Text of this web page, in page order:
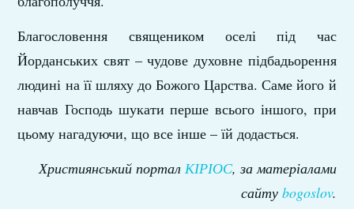
Благословення священиком оселі під час
Йорданських свят – чудове духовне підбадьорення
людині на її шляху до Божого Царства. Саме його й
навчав Господь шукати перше всього іншого, при
цьому нагадуючи, що все інше – їй додасться.
Християнський портал КІРІОС, за матеріалами
сайту bogoslov.